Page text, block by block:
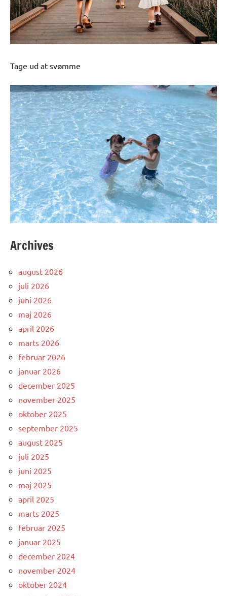
Tage ud at svømme
Archives
august 2026
juli 2026
juni 2026
maj 2026
april 2026
marts 2026
februar 2026
januar 2026
december 2025
november 2025
oktober 2025
september 2025
august 2025
juli 2025
juni 2025
maj 2025
april 2025
marts 2025
februar 2025
januar 2025
december 2024
november 2024
oktober 2024